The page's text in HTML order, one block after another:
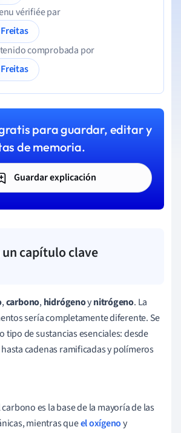
vérifiée par
comprobada por
para guardar, editar y
de memoria.
Guardar explicación
un capítulo clave
,carbono,hidrógenoynitrógeno. La
sería completamente diferente. Se
tipo de sustancias esenciales: desde
cadenas ramificadas y polímeros
es la base de la mayoría de las
mientras queel oxígenoy